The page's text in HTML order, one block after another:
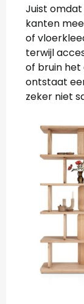
Juist omdat
kanten
of
terwijl
of bruin het
ontstaat
zeker niet